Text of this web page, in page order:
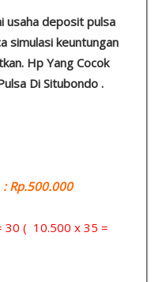
usaha deposit pulsa
simulasi keuntungan
Hp Yang Cocok
Di Situbondo .
30 ( 10.500 x 35 =